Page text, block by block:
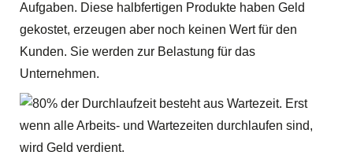
Aufgaben. Diese halbfertigen Produkte haben Geld
gekostet, erzeugen aber noch keinen Wert für den
Kunden. Sie werden zur Belastung für das
Unternehmen.